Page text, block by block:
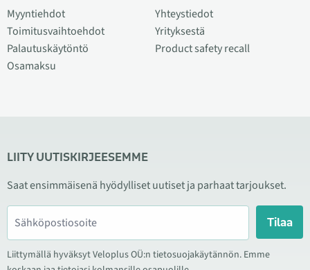
Myyntiehdot
Toimitusvaihtoehdot
Palautuskäytöntö
Osamaksu
Yhteystiedot
Yrityksestä
Product safety recall
LIITY UUTISKIRJEESEMME
Saat ensimmäisenä hyödylliset uutiset ja parhaat tarjoukset.
Tilaa
Liittymällä hyväksyt Veloplus OÜ:n tietosuojakäytännön. Emme